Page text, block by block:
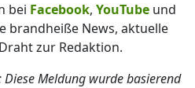
bei Facebook, YouTube und
brandheiße News, aktuelle
zur Redaktion.
Meldung wurde basierend